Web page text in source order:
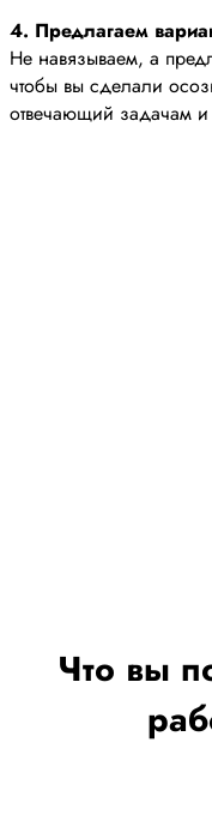
4. Предлагаем
Не навязываем, а
чтобы вы сделали
отвечающий задачам
Что вы